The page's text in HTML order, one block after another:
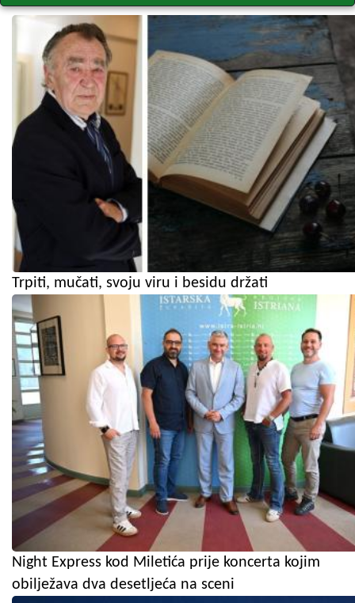
Trpiti, mučati, svoju viru i besidu držati
Night Express kod Miletića prije koncerta kojim
obilježava dva desetljeća na sceni